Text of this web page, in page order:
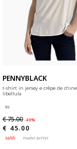
PENNYBLACK
t-shirt in jersey e crêpe de
libellula
xs
€ 75.00 -40%
€ 45.00
saldi nuovi arrivi